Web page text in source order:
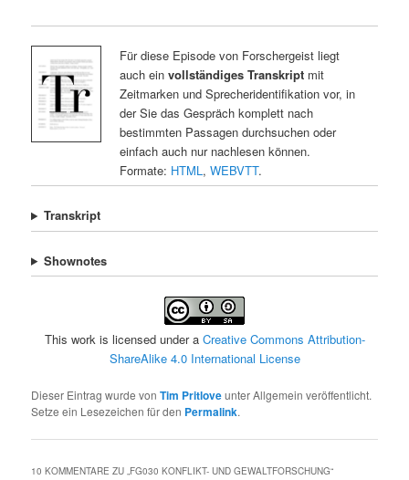
Für diese Episode von Forschergeist liegt
auch ein vollständiges Transkriptmit
Zeitmarken und Sprecheridentifikation vor, in
der Sie das Gespräch komplett nach
bestimmten Passagen durchsuchen oder
einfach auch nur nachlesen können.
Formate: HTML , WEBVTT.
Transkript
Shownotes
This work is licensed under a Creative Commons Attribution-
ShareAlike 4.0 International License
Dieser Eintrag wurde vonTim Pritloveunter Allgemein veröffentlicht.
Setze ein Lesezeichen für den Permalink.
10 KOMMENTARE ZU „FG030 KONFLIKT- UND GEWALTFORSCHUNG“